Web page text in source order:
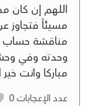
اللـهـم إن
مسيئاً فتجاوز
مناقشة حساب
وحدته وفي
مباركا وانت
عدد الإعجابات